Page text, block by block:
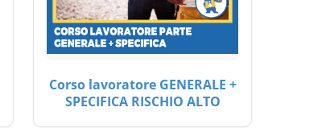
Corso lavoratore GENERALE +
SPECIFICA RISCHIO ALTO